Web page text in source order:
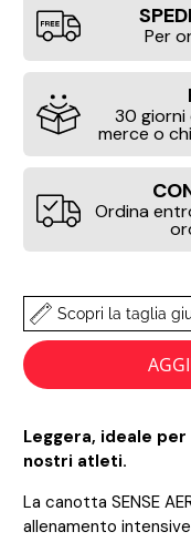
Per
30 giorni
merce o
Ordina
Scopri la taglia
Leggera, ideale
nostri atleti.
La canotta SENSE
allenamento